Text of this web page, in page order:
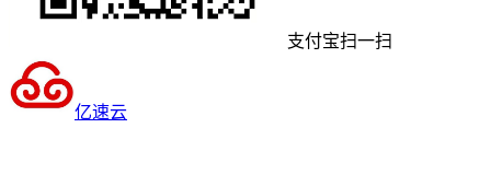
支付宝扫一扫
亿速云